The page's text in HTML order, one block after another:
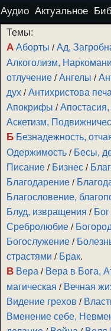
Аудио Актуальное
Темы:
А Аборты /Ад,
Алкоголизм,
отлучение /Ангелы /
дух /Антихристова
Апокрифы /
Аскетизм,
Б Безнадежность,
Одержимость / Бесы,
Писание / Бизнес /
Благодарение /
Благословение,
Блуд, извращения / Бог
Сребролюбие /
Богослужение /
страстями / Брак.
В Вера / Вера в Бога,
магическая / Вечная
Видение грехов /
Вменение себе,